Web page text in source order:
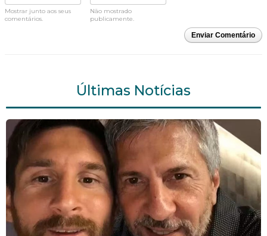
Mostrar junto aos seus
comentários.
Não mostrado
publicamente.
Enviar Comentário
Últimas Notícias